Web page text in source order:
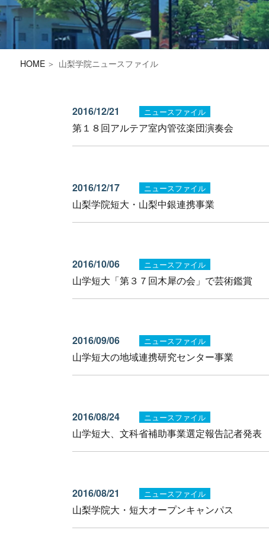
HOME 山梨学院ニュースファイル
2016/12/21 ニュースファイル
第１８回アルテア室内管弦楽団演奏会
2016/12/17 ニュースファイル
山梨学院短大・山梨中銀連携事業
2016/10/06 ニュースファイル
山学短大「第３７回木犀の会」で芸術鑑賞
2016/09/06 ニュースファイル
山学短大の地域連携研究センター事業
2016/08/24 ニュースファイル
山学短大、文科省補助事業選定報告記者発表
2016/08/21 ニュースファイル
山梨学院大・短大オープンキャンパス